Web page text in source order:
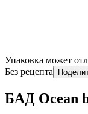
Упаковка может
Без рецепта
БАД Ocean